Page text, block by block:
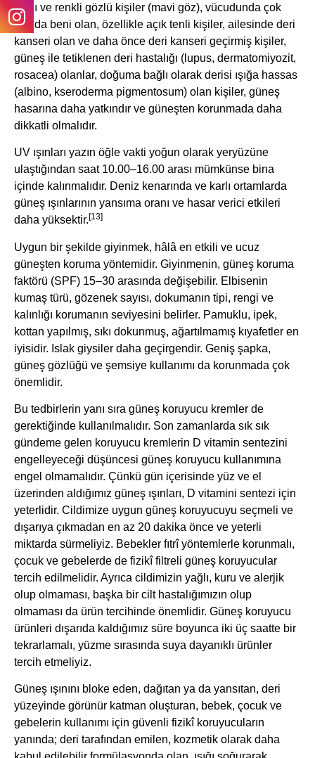
saçlı ve renkli gözlü kişiler (mavi göz), vücudunda çok
sayıda beni olan, özellikle açık tenli kişiler, ailesinde deri
kanseri olan ve daha önce deri kanseri geçirmiş kişiler,
güneş ile tetiklenen deri hastalığı (lupus, dermatomiyozit,
rosacea) olanlar, doğuma bağlı olarak derisi ışığa hassas
(albino, kseroderma pigmentosum) olan kişiler, güneş
hasarına daha yatkındır ve güneşten korunmada daha
dikkatli olmalıdır.
UV ışınları yazın öğle vakti yoğun olarak yeryüzüne
ulaştığından saat 10.00–16.00 arası mümkünse bina
içinde kalınmalıdır. Deniz kenarında ve karlı ortamlarda
güneş ışınlarının yansıma oranı ve hasar verici etkileri
daha yüksektir.[13]
Uygun bir şekilde giyinmek, hâlâ en etkili ve ucuz
güneşten koruma yöntemidir. Giyinmenin, güneş koruma
faktörü (SPF) 15–30 arasında değişebilir. Elbisenin
kumaş türü, gözenek sayısı, dokumanın tipi, rengi ve
kalınlığı korumanın seviyesini belirler. Pamuklu, ipek,
kottan yapılmış, sıkı dokunmuş, ağartılmamış kıyafetler en
iyisidir. Islak giysiler daha geçirgendir. Geniş şapka,
güneş gözlüğü ve şemsiye kullanımı da korunmada çok
önemlidir.
Bu tedbirlerin yanı sıra güneş koruyucu kremler de
gerektiğinde kullanılmalıdır. Son zamanlarda sık sık
gündeme gelen koruyucu kremlerin D vitamin sentezini
engelleyeceği düşüncesi güneş koruyucu kullanımına
engel olmamalıdır. Çünkü gün içerisinde yüz ve el
üzerinden aldığımız güneş ışınları, D vitamini sentezi için
yeterlidir. Cildimize uygun güneş koruyucuyu seçmeli ve
dışarıya çıkmadan en az 20 dakika önce ve yeterli
miktarda sürmeliyiz. Bebekler fıtrî yöntemlerle korunmalı,
çocuk ve gebelerde de fizikî filtreli güneş koruyucular
tercih edilmelidir. Ayrıca cildimizin yağlı, kuru ve alerjik
olup olmaması, başka bir cilt hastalığımızın olup
olmaması da ürün tercihinde önemlidir. Güneş koruyucu
ürünleri dışarıda kaldığımız süre boyunca iki üç saatte bir
tekrarlamalı, yüzme sırasında suya dayanıklı ürünler
tercih etmeliyiz.
Güneş ışınını bloke eden, dağıtan ya da yansıtan, deri
yüzeyinde görünür katman oluşturan, bebek, çocuk ve
gebelerin kullanımı için güvenli fizikî koruyucuların
yanında; deri tarafından emilen, kozmetik olarak daha